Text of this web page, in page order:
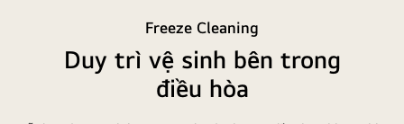
Freeze Cleaning
Duy trì vệ sinh bên trong
điều hòa